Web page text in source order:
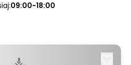
09:00-18:00